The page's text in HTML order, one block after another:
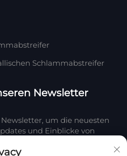
Schlammabstreifer
Newsletter
um die neuesten
und Einblicke von